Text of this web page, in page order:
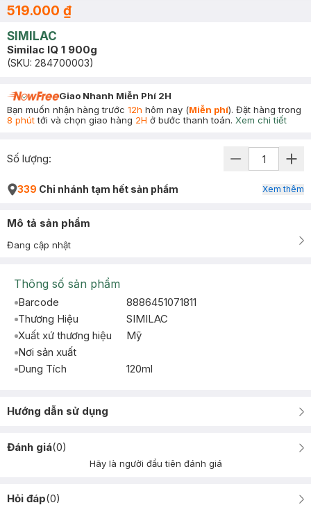
519.000 ₫
SIMILAC
Similac IQ 1 900g
(SKU: 284700003)
Giao Nhanh Miễn Phí 2H
Bạn muốn nhận hàng trước 12h hôm nay (Miễn phí). Đặt hàng trong
8 phúttới và chọn giao hàng 2H ở bước thanh toán. Xem chi tiết
Số lượng:
339 Chi nhánh tạm hết sản phẩm Xem thêm
Mô tả sản phẩm
Đang cập nhật
Thông số sản phẩm
Barcode
8886451071811
Thương Hiệu
SIMILAC
Xuất xứ thương hiệu
Mỹ
Nơi sản xuất
Dung Tích
120ml
Hướng dẫn sử dụng
Đánh giá(0)
Hãy là người đầu tiên đánh giá
Hỏi đáp(0)